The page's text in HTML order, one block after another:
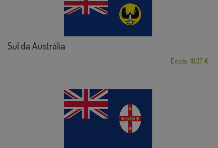
Sul da Austrália
Desde: 18,37 €